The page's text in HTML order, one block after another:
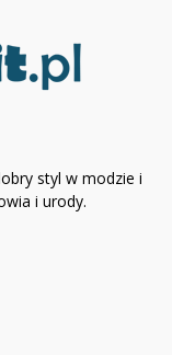
styl w modzie i
i urody.